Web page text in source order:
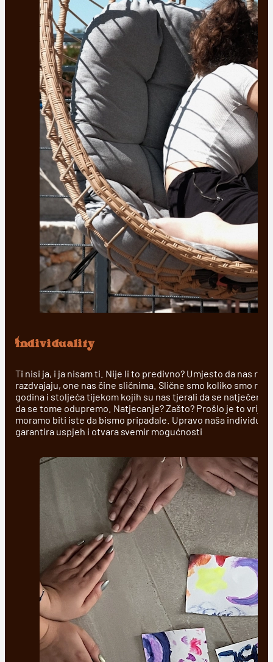
Individuality
Ti nisi ja, i ja nisam ti. Nije li to predivno? Umjesto da nas
razdvajaju, one nas čine sličnima. Slične smo koliko smo
godina i stoljeća tijekom kojih su nas tjerali da se
da se tome odupremo. Natjecanje? Zašto? Prošlo je to
moramo biti iste da bismo pripadale. Upravo naša
garantira uspjeh i otvara svemir mogućnosti